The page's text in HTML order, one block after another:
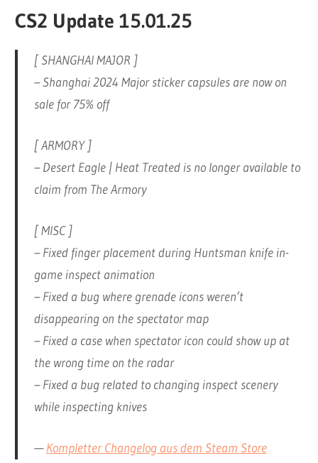
CS2 Update 15.01.25
[ SHANGHAI MAJOR ]
– Shanghai 2024 Major sticker capsules are now on
sale for 75% off
[ ARMORY ]
– Desert Eagle | Heat Treated is no longer available to
claim from The Armory
[ MISC ]
– Fixed finger placement during Huntsman knife in-
game inspect animation
– Fixed a bug where grenade icons weren’t
disappearing on the spectator map
– Fixed a case when spectator icon could show up at
the wrong time on the radar
– Fixed a bug related to changing inspect scenery
while inspecting knives
—Kompletter Changelog aus dem Steam Store